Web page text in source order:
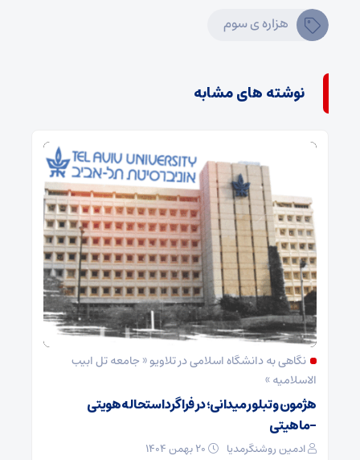
هزاره ی سوم
نوشته های مشابه
نگاهی به دانشگاه اسلامی در تلاویو « جامعه تل ابیب
الاسلامیه »
هژمون و تبلور میدانی؛ در فراگرد استحاله هویتی
-ماهیتی
ادمین روشنگرمدیا